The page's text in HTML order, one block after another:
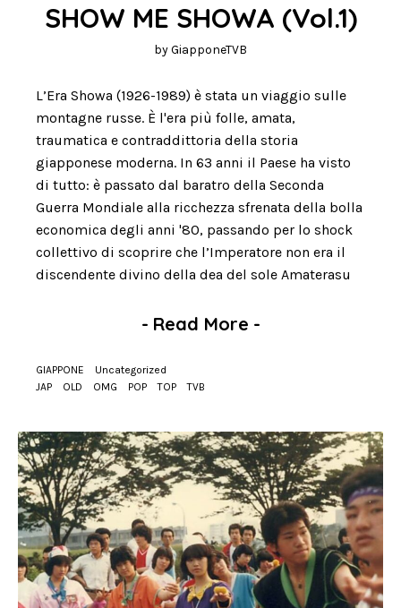
SHOW ME SHOWA (Vol.1)
byGiapponeTVB
L’Era Showa (1926-1989) è stata un viaggio sulle
montagne russe. È l'era più folle, amata,
traumatica e contraddittoria della storia
giapponese moderna. In 63 anni il Paese ha visto
di tutto: è passato dal baratro della Seconda
Guerra Mondiale alla ricchezza sfrenata della bolla
economica degli anni '80, passando per lo shock
collettivo di scoprire che l’Imperatore non era il
discendente divino della dea del sole Amaterasu
- Read More -
GIAPPONE
Uncategorized
JAP
OLD OMG POP TOP TVB